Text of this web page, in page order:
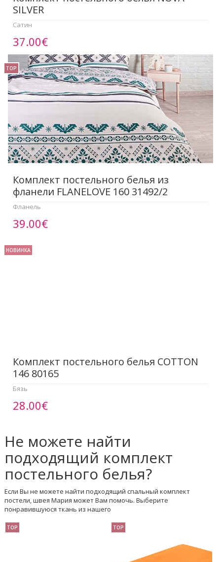
SILVER
Сатин
37.00€
TOP
Комплект постельного белья из
фланели FLANELOVE 160 31492/2
Фланель
39.00€
НОВИНКА
Комплект постельного белья COTTON
146 80165
Бязь
28.00€
Не можете найти
подходящий комплект
постельного белья?
Если Вы не можете найти подходящий спальный комплект
постели, швея Мария может Вам помочь. Выберите
понравившуюся ткань из нашего
TOP TOP